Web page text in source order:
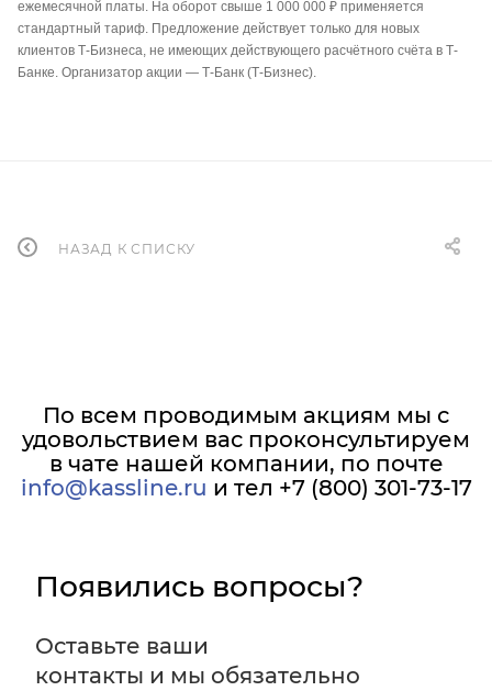
ежемесячной платы. На оборот свыше 1 000 000 ₽ применяется
стандартный тариф. Предложение действует только для новых
клиентов Т-Бизнеса, не имеющих действующего расчётного счёта в Т-
Банке. Организатор акции — Т-Банк (Т-Бизнес).
НАЗАД К СПИСКУ
По всем проводимым акциям мы с
удовольствием вас проконсультируем
в чате нашей компании, по почте
info@kassline.ru и тел +7 (800) 301-73-17
Появились вопросы?
Оставьте ваши
контакты и мы обязательно